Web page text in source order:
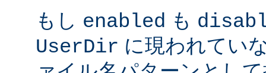
もし enabled も
UserDir に現われてい